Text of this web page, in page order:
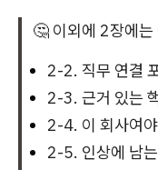
🤔 이외에 2장에는
2-2. 직무 연결
2-3. 근거 있는
2-4. 이 회사여
2-5. 인상에 남